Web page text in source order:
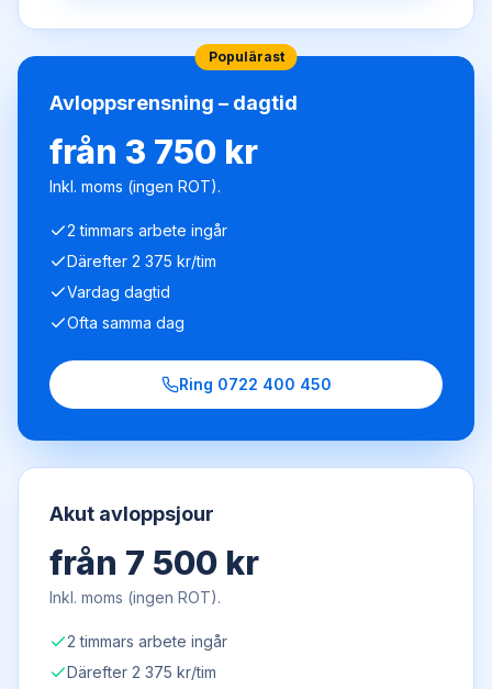
Populärast
Avloppsrensning – dagtid
från 3 750 kr
Inkl. moms (ingen ROT).
2 timmars arbete ingår
Därefter 2 375 kr/tim
Vardag dagtid
Ofta samma dag
Ring 0722 400 450
Akut avloppsjour
från 7 500 kr
Inkl. moms (ingen ROT).
2 timmars arbete ingår
Därefter 2 375 kr/tim